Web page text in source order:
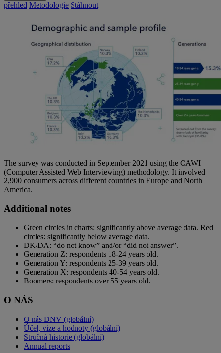
přehled Metodologie Stáhnout
The survey was conducted in September 2021 using the CAWI
(Computer Assisted Web Interviewing) methodology. It involved
2,900 consumers across different countries in Europe and North
America.
Additional notes
Green circles in charts: significantly above average data. Red
circles: significantly below average data.
DK/DA: “do not know” and/or “did not answer”.
Generation Z: respondents 18-24 years old.
Generation Y: respondents 25-39 years old.
Generation X: respondents 40-54 years old.
Boomers: respondents over 55 years old.
O NÁS
O nás DNV (globální)
Účel, vize a hodnoty (globální)
Stručná historie (globální)
Annual reports